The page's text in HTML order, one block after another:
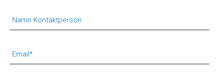
Namn Kontaktperson
Email*